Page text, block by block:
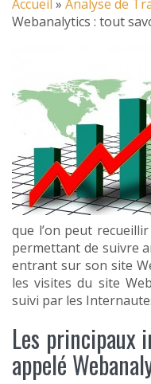
Accueil » Analyse de
Webanalytics : tout
que l’on peut
permettant de suivre
entrant sur son site
les visites du site
suivi par les
Les principaux
appelé